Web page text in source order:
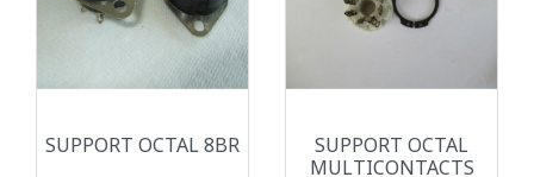
SUPPORT OCTAL 8BR
SUPPORT OCTAL
MULTICONTACTS